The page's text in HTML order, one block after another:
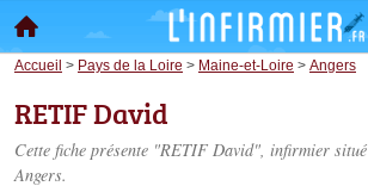
Accueil > Pays de la Loire > Maine-et-Loire > Angers
RETIF David
Cette fiche présente "RETIF David", infirmier situé
Angers.